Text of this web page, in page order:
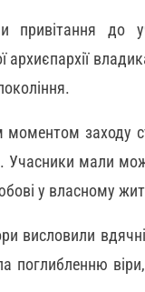
привітання до
архиєпархії
моментом заходу
Учасники мали
у власному
висловили
поглибленню